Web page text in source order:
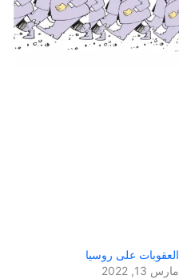
العقوبات على روسيا
مارس 13, 2022